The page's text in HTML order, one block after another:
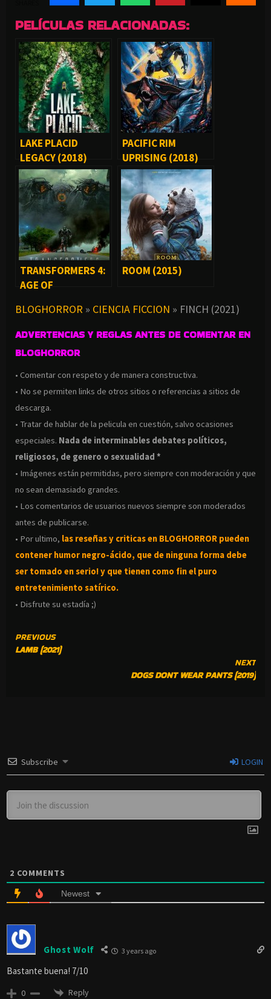
PELÍCULAS RELACIONADAS:
LAKE PLACID
LEGACY (2018)
PACIFIC RIM
UPRISING (2018)
TRANSFORMERS 4:
AGE OF
ROOM (2015)
BLOGHORROR » CIENCIA FICCION » FINCH (2021)
ADVERTENCIAS Y REGLAS ANTES DE COMENTAR EN
BLOGHORROR
• Comentar con respeto y de manera constructiva.
• No se permiten links de otros sitios o referencias a sitios de
descarga.
• Tratar de hablar de la pelicula en cuestión, salvo ocasiones
especiales. Nada de interminables debates políticos,
religiosos, de genero o sexualidad *
• Imágenes están permitidas, pero siempre con moderación y que
no sean demasiado grandes.
• Los comentarios de usuarios nuevos siempre son moderados
antes de publicarse.
• Por ultimo, las reseñas y criticas en BLOGHORROR pueden
contener humor negro-ácido, que de ninguna forma debe
ser tomado en serio! y que tienen como fin el puro
entretenimiento satírico.
• Disfrute su estadía ;)
CONTINUE
READING
PREVIOUS
LAMB (2021)
NEXT
DOGS DONT WEAR PANTS (2019)
Subscribe LOGIN
2 COMMENTS
Newest
Ghost Wolf 3 years ago
Bastante buena! 7/10
0 Reply